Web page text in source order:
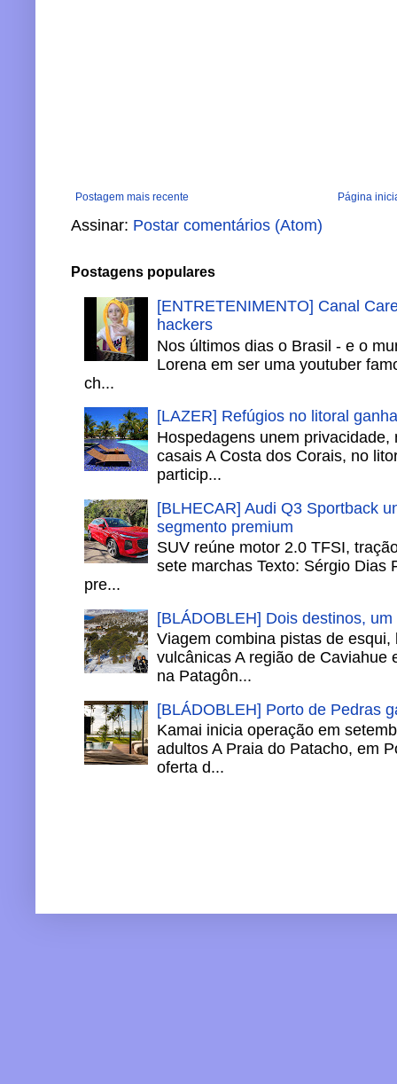
Postagem mais recente Página
Assinar: Postar comentários (Atom)
Postagens populares
[ENTRETENIMENTO] Canal
hackers
Nos últimos dias o Brasil - e o
Lorena em ser uma youtuber
ch...
[LAZER] Refúgios no litoral
Hospedagens unem
casais A Costa dos Corais, no
particip...
[BLHECAR] Audi Q3 Sportback
segmento premium
SUV reúne motor 2.0 TFSI,
sete marchas Texto: Sérgio Dias
pre...
[BLÁDOBLEH] Dois destinos,
Viagem combina pistas de
vulcânicas A região de Caviahue
na Patagôn...
[BLÁDOBLEH] Porto de Pedras
Kamai inicia operação em
adultos A Praia do Patacho, em
oferta d...